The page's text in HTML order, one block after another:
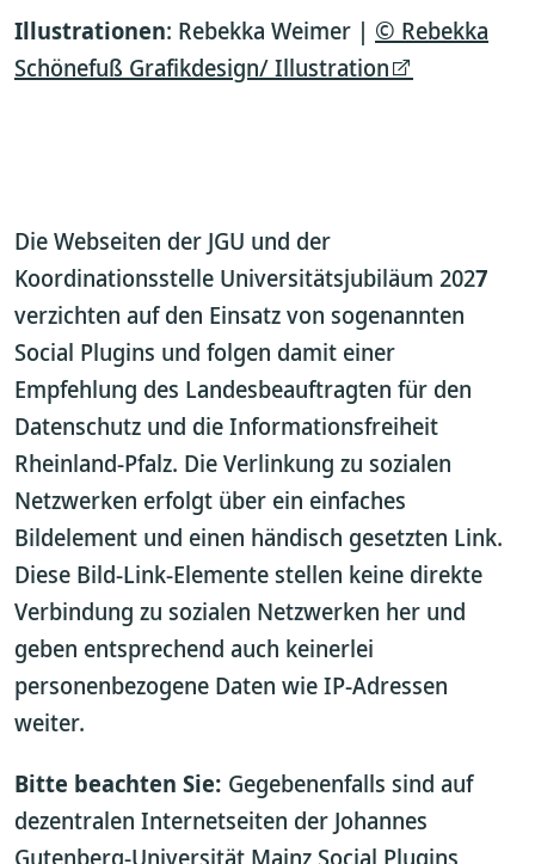
Illustrationen: Rebekka Weimer | © Rebekka
Schönefuß Grafikdesign/ Illustration
Die Webseiten der JGU und der
Koordinationsstelle Universitätsjubiläum 2027
verzichten auf den Einsatz von sogenannten
Social Plugins und folgen damit einer
Empfehlung des Landesbeauftragten für den
Datenschutz und die Informationsfreiheit
Rheinland-Pfalz. Die Verlinkung zu sozialen
Netzwerken erfolgt über ein einfaches
Bildelement und einen händisch gesetzten Link.
Diese Bild-Link-Elemente stellen keine direkte
Verbindung zu sozialen Netzwerken her und
geben entsprechend auch keinerlei
personenbezogene Daten wie IP-Adressen
weiter.
Bitte beachten Sie: Gegebenenfalls sind auf
dezentralen Internetseiten der Johannes
Gutenberg-Universität Mainz Social Plugins